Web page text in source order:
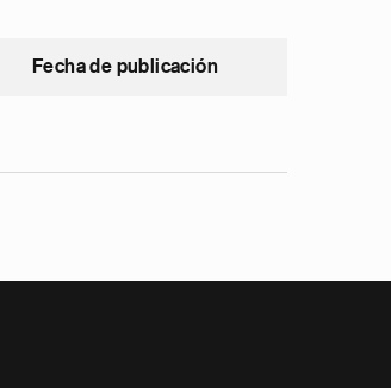
Fecha de publicación